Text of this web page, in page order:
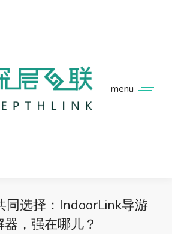
menu
同选择：IndoorLink导游
器，强在哪儿？